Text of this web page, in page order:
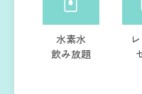
水素水
飲み放題